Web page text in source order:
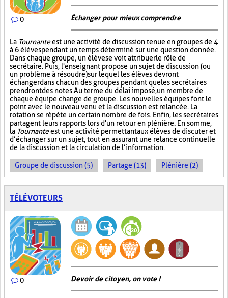
0 Échanger pour mieux comprendre
La Tournanteest une activité de discussion tenue en groupes de 4
à 6 élèves pendant un temps déterminé sur une question donnée.
Dans chaque groupe, un élève se voit attribuer le rôle de
secrétaire. Puis, l'enseignant propose un sujet de discussion (ou
un problème à résoudre) sur lequel les élèves devront
échanger dans chacun des groupes pendant que les secrétaires
prendront des notes. Au terme du délai imposé, un membre de
chaque équipe change de groupe. Les nouvelles équipes font le
point avec le nouveau venu et la discussion est relancée. La
rotation se répète un certain nombre de fois. Enfin, les secrétaires
partagent leurs rapports lors d'un retour en plénière. En somme,
la Tournanteest une activité permettant aux élèves de discuter et
d’échanger sur un sujet, tout en assurant une relance continuelle
de la discussion et la circulation de l’information.
Groupe de discussion (5) Partage (13) Plénière (2)
TÉLÉVOTEURS
0 Devoir de citoyen, on vote !